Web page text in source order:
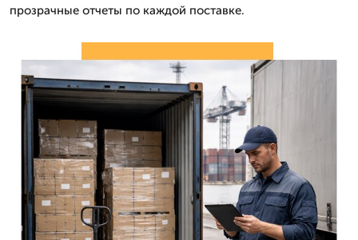
прозрачные отчеты по каждой поставке.